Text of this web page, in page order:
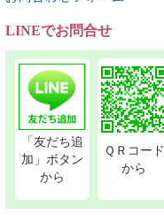
LINEでお問合せ
「友だち追
加」ボタン
から
ＱＲコード
から